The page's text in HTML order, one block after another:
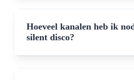
Hoeveel kanalen heb ik
silent disco?